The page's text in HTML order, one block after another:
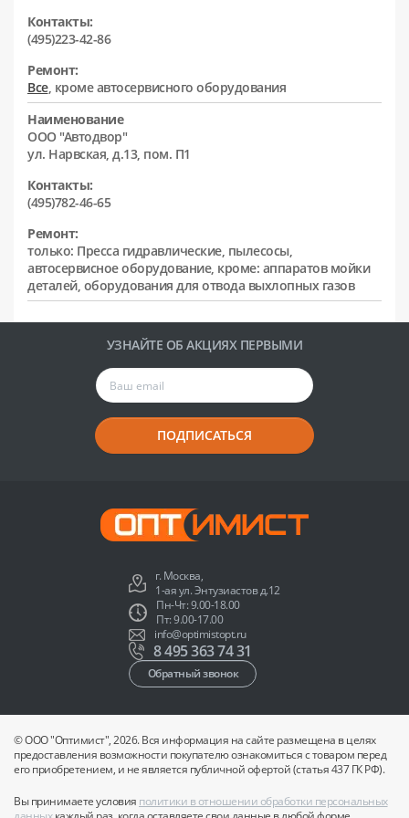
Контакты:
(495)223-42-86
Ремонт:
Все, кроме автосервисного оборудования
Наименование
ООО "Автодвор"
ул. Нарвская, д.13, пом. П1
Контакты:
(495)782-46-65
Ремонт:
только: Пресса гидравлические, пылесосы,
автосервисное оборудование, кроме: аппаратов мойки
деталей, оборудования для отвода выхлопных газов
УЗНАЙТЕ ОБ АКЦИЯХ ПЕРВЫМИ
ПОДПИСАТЬСЯ
г. Москва,
1-ая ул. Энтузиастов д.12
Пн-Чт: 9.00-18.00
Пт: 9.00-17.00
info@optimistopt.ru
8 495 363 74 31
Обратный звонок
© ООО "Оптимист", 2026. Вся информация на сайте размещена в целях
предоставления возможности покупателю ознакомиться с товаром перед
его приобретением, и не является публичной офертой (статья 437 ГК РФ).
Вы принимаете условия политики в отношении обработки персональных